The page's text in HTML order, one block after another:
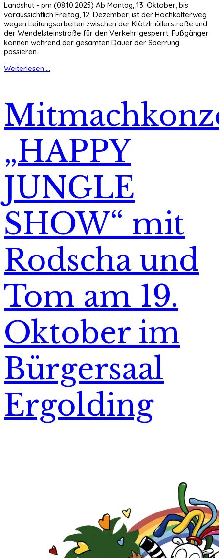
Landshut - pm (08.10.2025) Ab Montag, 13. Oktober, bis
voraussichtlich Freitag, 12. Dezember, ist der Hochkalterweg
wegen Leitungsarbeiten zwischen der Klötzlmüllerstraße und
der Wendelsteinstraße für den Verkehr gesperrt. Fußgänger
können während der gesamten Dauer der Sperrung
passieren.
Weiterlesen ...
„HAPPY
JUNGLE
SHOW“ mit
Rodscha und
Tom am 19.
Oktober im
Bürgersaal
Ergolding